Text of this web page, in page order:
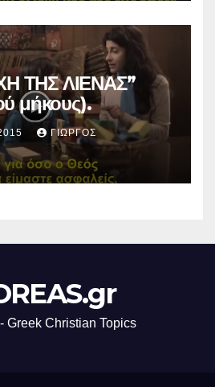
ΤΗΣ ΛΙΕΝΑΣ”
μήκους).
ΓΙΏΡΓΟΣ
Greek Christian Topics